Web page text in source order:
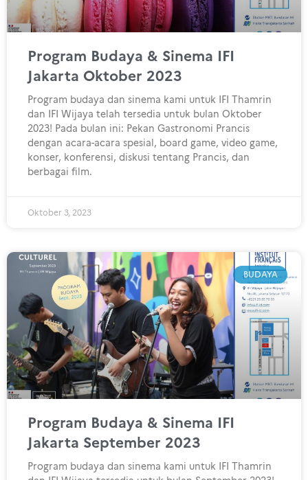
Program Budaya & Sinema IFI
Jakarta Oktober 2023
Program budaya dan sinema kami untuk IFI Thamrin
dan IFI Wijaya telah tersedia untuk bulan Oktober
2023! Pada bulan ini: Pekan Gastronomi Prancis
dengan acara-acara spesial, board game, video game,
konser, konferensi, diskusi tentang Prancis, dan
berbagai film.
Oktober 3, 2023
BUDAYA
Program Budaya & Sinema IFI
Jakarta September 2023
Program budaya dan sinema kami untuk IFI Thamrin